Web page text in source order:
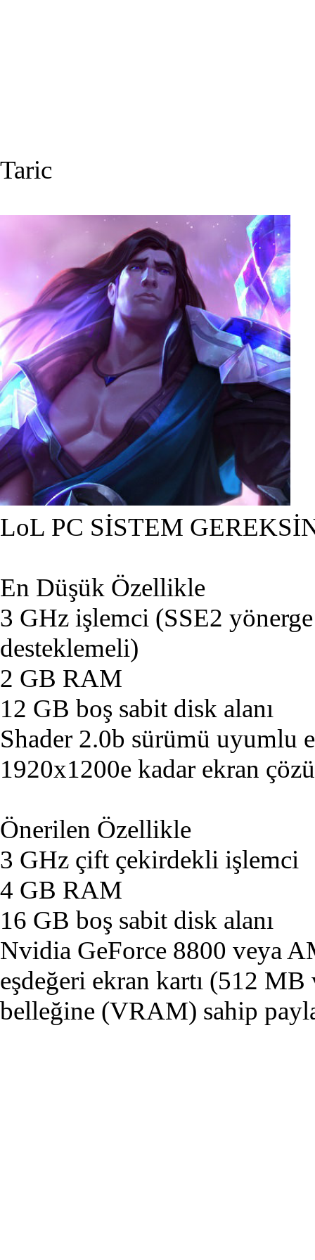
Taric
LoL PC SİSTEM
En Düşük Özellikle
3 GHz işlemci (SSE2
desteklemeli)
2 GB RAM
12 GB boş sabit disk alanı
Shader 2.0b sürümü uyumlu
1920x1200e kadar ekran
Önerilen Özellikle
3 GHz çift çekirdekli işlemci
4 GB RAM
16 GB boş sabit disk alanı
Nvidia GeForce 8800 veya
eşdeğeri ekran kartı (512 MB
belleğine (VRAM) sahip